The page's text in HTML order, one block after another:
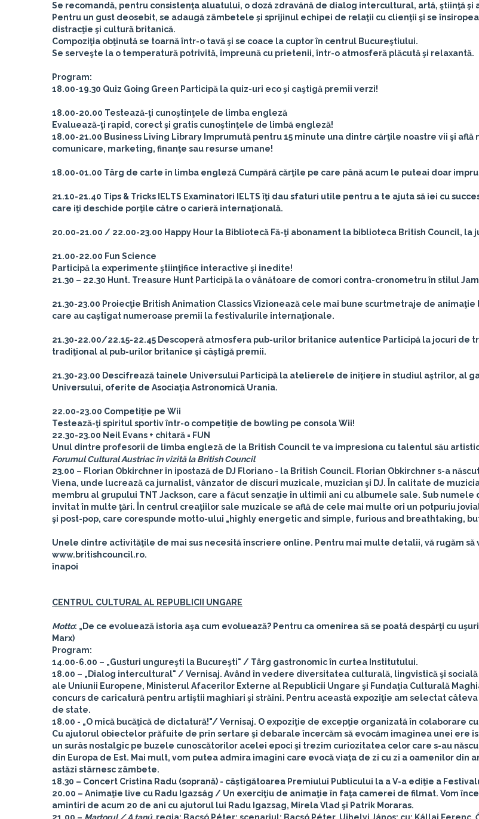
Se recomandă, pentru consistenţa aluatului, o doză zdravănă de dialog intercultural, artă, ştiinţă şi
Pentru un gust deosebit, se adaugă zâmbetele şi sprijinul echipei de relaţii cu clienţii şi se
distracţie şi cultură britanică.
Compoziţia obţinută se toarnă într-o tavă şi se coace la cuptor în centrul Bucureştiului.
Se serveşte la o temperatură potrivită, împreună cu prietenii, într-o atmosferă plăcută şi relaxantă.
Program:
18.00-19.30 Quiz Going Green Participă la quiz-uri eco şi caştigă premii verzi!
18.00-20.00 Testează-ţi cunoştinţele de limba engleză
Evaluează-ţi rapid, corect şi gratis cunoştinţele de limbă engleză!
18.00-21.00 Business Living Library Imprumută pentru 15 minute una dintre cărţile noastre vii şi află
comunicare, marketing, finanţe sau resurse umane!
18.00-01.00 Târg de carte în limba engleză Cumpără cărţile pe care până acum le puteai doar
21.10-21.40 Tips & Tricks IELTS Examinatori IELTS îţi dau sfaturi utile pentru a te ajuta să iei cu
care iţi deschide porţile către o carieră internaţională.
20.00-21.00 / 22.00-23.00 Happy Hour la Bibliotecă Fă-ţi abonament la biblioteca British Council, la
21.00-22.00 Fun Science
Participă la experimente ştiinţifice interactive şi inedite!
21.30 – 22.30 Hunt. Treasure Hunt Participă la o vânătoare de comori contra-cronometru în stilul
21.30-23.00 Proiecţie British Animation ClassicsVizionează cele mai bune scurtmetraje de animaţie
care au caştigat numeroase premii la festivalurile internaţionale.
21.30-22.00/22.15-22.45 Descoperă atmosfera pub-urilor britanice autentice Participă la jocuri de
tradiţional al pub-urilor britanice şi câştigă premii.
21.30-23.00 Descifrează tainele Universului Participă la atelierele de iniţiere în studiul aştrilor, al
Universului, oferite de Asociaţia Astronomică Urania.
22.00-23.00 Competiţie pe Wii
Testează-ţi spiritul sportiv într-o competiţie de bowling pe consola Wii!
22.30-23.00 Neil Evans + chitară = FUN
Unul dintre profesorii de limba engleză de la British Council te va impresiona cu talentul său
Forumul Cultural Austriac în vizită la British Council
23.00 – Florian Obkirchner în ipostază de DJ Floriano - la British Council. Florian Obkirchner s-a
Viena, unde lucrează ca jurnalist, vânzator de discuri muzicale, muzician şi DJ. În calitate de
membru al grupului TNT Jackson, care a făcut senzaţie în ultimii ani cu albumele sale. Sub numele
invitat în multe ţări. În centrul creaţiilor sale muzicale se află de cele mai multe ori un potpuriu
şi post-pop, care corespunde motto-ului „highly energetic and simple, furious and breathtaking,
Unele dintre activităţile de mai sus necesită înscriere online. Pentru mai multe detalii, vă rugăm să
www.britishcouncil.ro.
înapoi
CENTRUL CULTURAL AL REPUBLICII UNGARE
Motto: „De ce evoluează istoria aşa cum evoluează? Pentru ca omenirea să se poată despărţi cu
Marx)
Program:
14.00-6.00 – „Gusturi ungureşti la Bucureşti" / Târg gastronomic în curtea Institutului.
18.00 – „Dialog intercultural" / Vernisaj. Având în vedere diversitatea culturală, lingvistică şi
ale Uniunii Europene, Ministerul Afacerilor Externe al Republicii Ungare şi Fundaţia Culturală
concurs de caricatură pentru artiştii maghiari şi străini. Pentru această expoziţie am selectat
de state.
18.00 - „O mică bucăţică de dictatură!"/ Vernisaj. O expoziţie de excepţie organizată în colaborare
Cu ajutorul obiectelor prăfuite de prin sertare şi debarale încercăm să evocăm imaginea unei ere
un surâs nostalgic pe buzele cunoscătorilor acelei epoci şi trezim curiozitatea celor care s-au
din Europa de Est. Mai mult, vom putea admira imagini care evocă viaţa de zi cu zi a oamenilor din
astăzi stârnesc zâmbete.
18.30 – Concert Cristina Radu (soprană) - câştigătoarea Premiului Publicului la a V-a ediţie a
20.00 – Animaţie live cu Radu Igazság / Un exerciţiu de animaţie în faţa camerei de filmat. Vom
amintiri de acum 20 de ani cu ajutorul lui Radu Igazsag, Mirela Vlad şi Patrik Moraras.